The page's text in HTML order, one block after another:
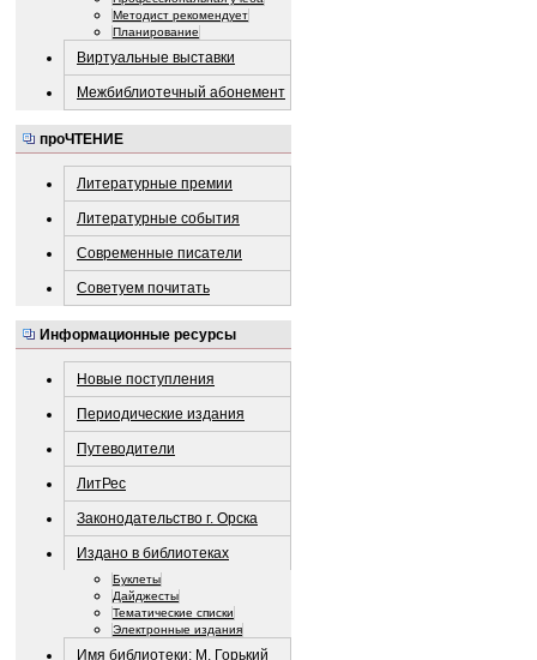
Методист рекомендует
Планирование
Виртуальные выставки
Межбиблиотечный абонемент
проЧТЕНИЕ
Литературные премии
Литературные события
Современные писатели
Советуем почитать
Информационные ресурсы
Новые поступления
Периодические издания
Путеводители
ЛитРес
Законодательство г. Орска
Издано в библиотеках
Буклеты
Дайджесты
Тематические списки
Электронные издания
Имя библиотеки: М. Горький